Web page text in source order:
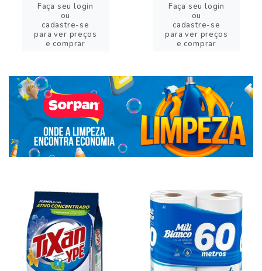
Faça seu login
ou
cadastre-se
para ver preços
e comprar
Faça seu login
ou
cadastre-se
para ver preços
e comprar